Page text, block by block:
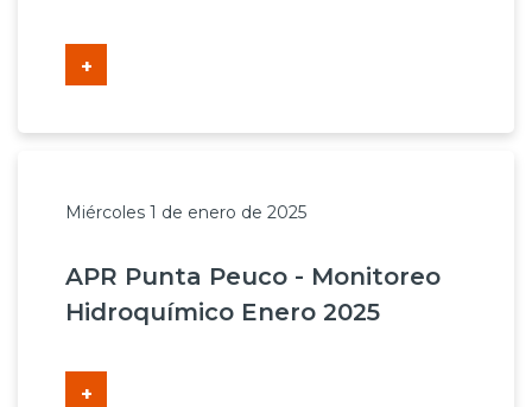
+
Miércoles 1 de enero de 2025
APR Punta Peuco - Monitoreo
Hidroquímico Enero 2025
+